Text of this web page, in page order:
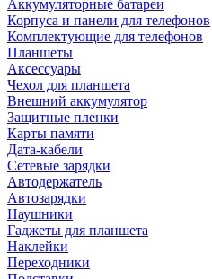
Аккумуляторные батареи
Корпуса и панели для телефонов
Комплектующие для телефонов
Планшеты
Аксессуары
Чехол для планшета
Внешний аккумулятор
Защитные пленки
Карты памяти
Дата-кабели
Сетевые зарядки
Автодержатель
Автозарядки
Наушники
Гаджеты для планшета
Наклейки
Переходники